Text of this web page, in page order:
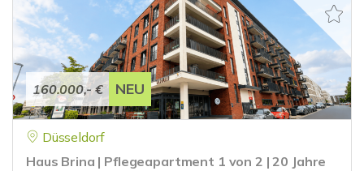
160.000,- € NEU
Düsseldorf
Haus Brina | Pflegeapartment 1 von 2 | 20 Jahre